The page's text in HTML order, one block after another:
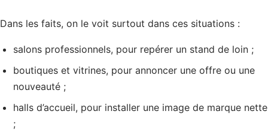
Dans les faits, on le voit surtout dans ces situations :
salons professionnels, pour repérer un stand de loin ;
boutiques et vitrines, pour annoncer une offre ou une
nouveauté ;
halls d’accueil, pour installer une image de marque nette
;